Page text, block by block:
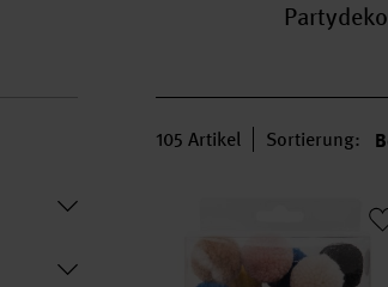
Partydeko
105 Artikel Sortierung: